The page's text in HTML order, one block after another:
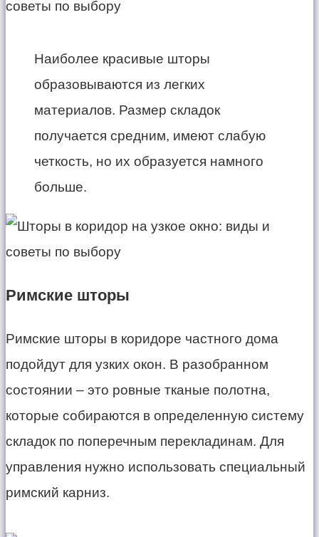
Наиболее красивые шторы
образовываются из легких
материалов. Размер складок
получается средним, имеют слабую
четкость, но их образуется намного
больше.
Римские шторы
Римские шторы в коридоре частного дома
подойдут для узких окон. В разобранном
состоянии – это ровные тканые полотна,
которые собираются в определенную систему
складок по поперечным перекладинам. Для
управления нужно использовать специальный
римский карниз.